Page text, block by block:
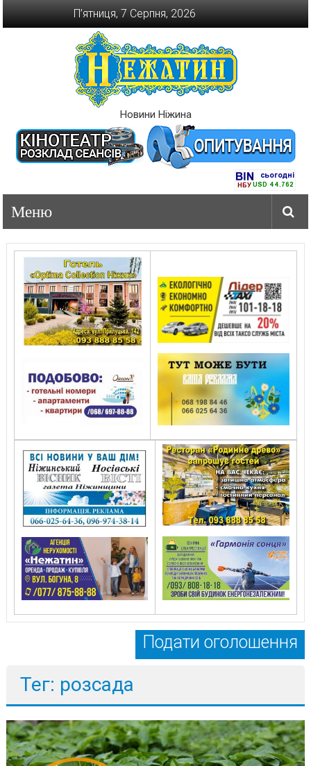
П’ятниця, 7 Серпня, 2026
Новини Ніжина
Подати оголошення
Тег: розсада